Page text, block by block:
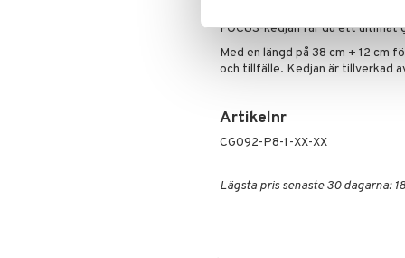
FOCUS-kedjan får du ett
Med en längd på 38 cm + 12 cm
och tillfälle. Kedjan är tillverkad
Artikelnr
CG092-P8-1-XX-XX
Lägsta pris senaste 30 dagarna: